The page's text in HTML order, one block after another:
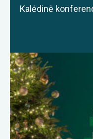
Kalėdinė